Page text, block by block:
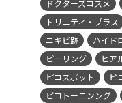
ドクターズコスメ
トリニティ・プラス
ニキビ跡
ハイド
ピーリング
ヒア
ピコスポット
ピ
ピコトーニンング